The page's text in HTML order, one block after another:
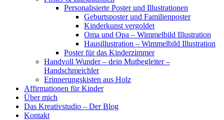
Personalisierte Poster und Illustrationen
Geburtsposter und Familienposter
Kinderkunst vergoldet
Oma und Opa – Wimmelbild Illustration
Hausillustration – Wimmelbild Illustration
Poster für das Kinderzimmer
Handvoll Wunder – dein Mutbegleiter –
Handschmeichler
Erinnerungskisten aus Holz
Affirmationen für Kinder
Über mich
Das Kreativstudio – Der Blog
Kontakt